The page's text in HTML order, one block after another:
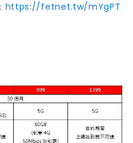
https://fetnet.tw/mYgPT